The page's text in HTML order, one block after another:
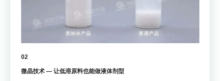
02
微晶技术 — 让低溶原料也能做液体剂型